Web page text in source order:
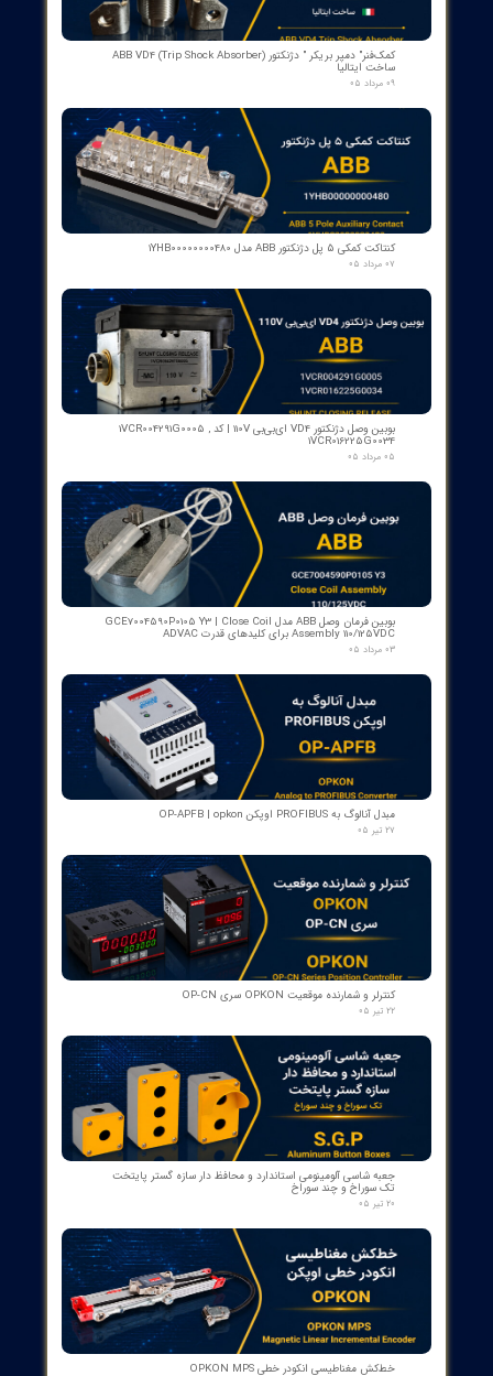
​محصولات جدید و
پرفروش​​​​​​​
اسکنر شعله بی اف آی BFI آلمان مدل تایپ ۲
رله گازی بوخهلتس ترانسفورماتور مایر (Albert MAIER) مدل MBP 3
کنتاکت لاله ای ( پنچه گربه ای ) دژنگتور VD4 ای‌بی‌بی ساخت ایتالیا
- مناسب برای تیپ‌های 12 تا 24 کیلوولت، 1250 آمپر | کد فنی
1YHB00000000109
کمک‌فنر" دمپر بریکر " دژنکتور ABB VD4 (Trip Shock Absorber)
ساخت ایتالیا